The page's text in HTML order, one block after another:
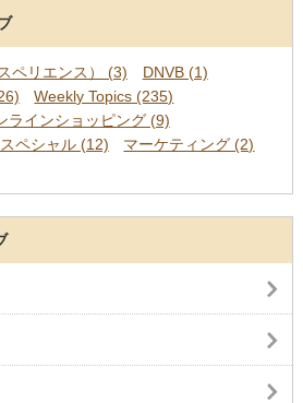
ペリエンス） (3)
DNVB (1)
Weekly Topics (235)
ラインショッピング (9)
スペシャル (12)
マーケティング (2)